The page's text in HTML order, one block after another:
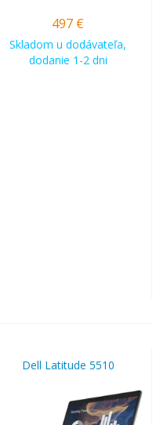
497 €
Skladom u dodávateľa,
dodanie 1-2 dni
Dell Latitude 5510